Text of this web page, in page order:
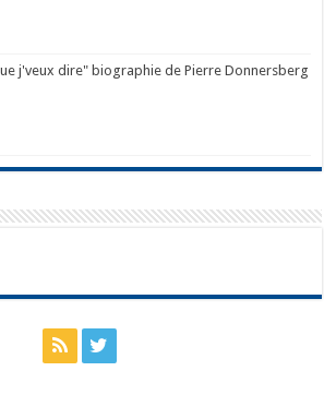
j'veux dire" biographie de Pierre Donnersberg